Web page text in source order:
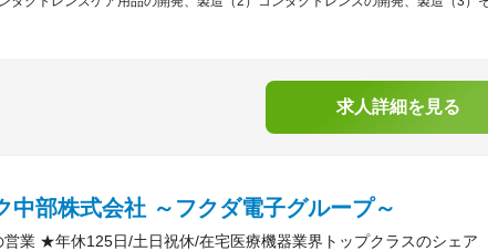
求人詳細を見る
中部株式会社 ～フクダ電子グループ～
営業 ★年休125日/土日祝休/在宅医療機器業界トップクラスのシェア